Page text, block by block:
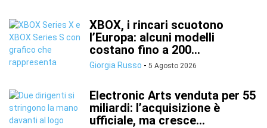
XBOX, i rincari scuotono
l’Europa: alcuni modelli
costano fino a 200...
Giorgia Russo - 5 Agosto 2026
Electronic Arts venduta per 55
miliardi: l’acquisizione è
ufficiale, ma cresce...